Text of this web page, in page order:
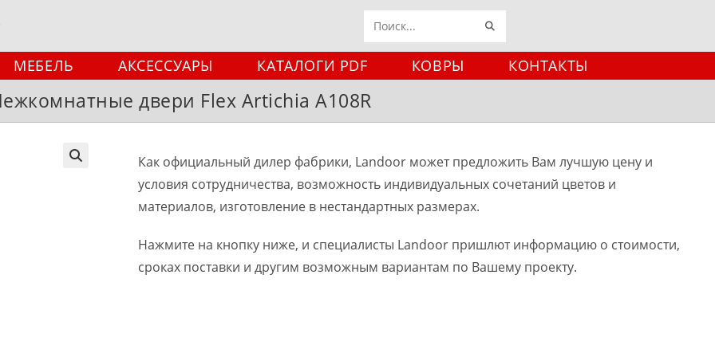
Поиск
МЕБЕЛЬ АКСЕССУАРЫ КАТАЛОГИ PDF КОВРЫ КОНТАКТЫ
двери Flex Artichia A108R
Как официальный дилер фабрики, Landoor может предложить Вам лучшую цену и
условия сотрудничества, возможность индивидуальных сочетаний цветов и
материалов, изготовление в нестандартных размерах.
Нажмите на кнопку ниже, и специалисты Landoor пришлют информацию о стоимости,
сроках поставки и другим возможным вариантам по Вашему проекту.